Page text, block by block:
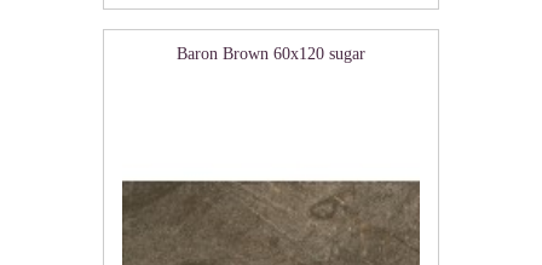
Baron Brown 60х120 sugar